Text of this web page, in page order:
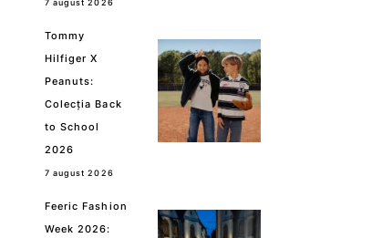
7 august 2026
Tommy
Hilfiger X
Peanuts:
Colecția Back
to School
2026
7 august 2026
Feeric Fashion
Week 2026: